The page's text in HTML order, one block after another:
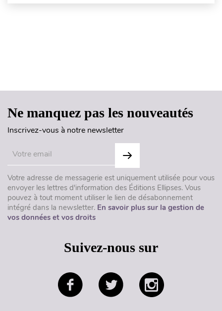
Ne manquez pas les nouveautés
Inscrivez-vous à notre newsletter
Votre adresse de messagerie est uniquement utilisée pour vous
envoyer les lettres d'information des Éditions Ellipses. Vous
pouvez à tout moment utiliser le lien de désabonnement
intégré dans la newsletter. En savoir plus sur la gestion de
vos données et vos droits
Suivez-nous sur